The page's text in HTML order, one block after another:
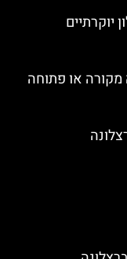
מקורה או פתוחה